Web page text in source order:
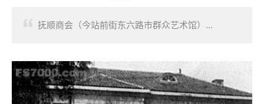
抚顺商会（今站前街东六路市群众艺术馆）...